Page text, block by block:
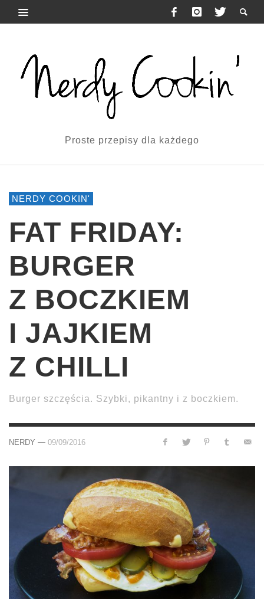
Proste przepisy dla każdego
NERDY COOKIN'
FAT FRIDAY:
BURGER
Z BOCZKIEM
I JAJKIEM
Z CHILLI
Burger szczęścia. Szybki, pikantny i z boczkiem.
NERDY — 09/09/2016